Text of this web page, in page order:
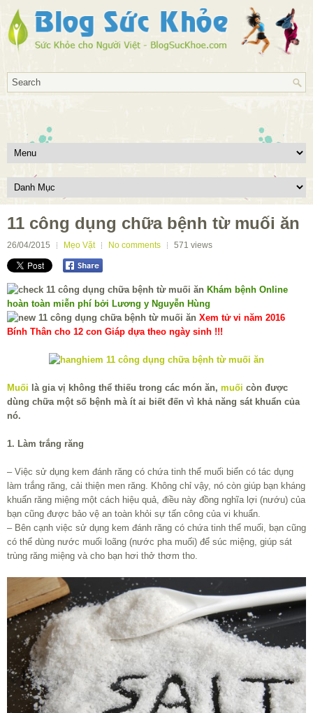
11 công dụng chữa bệnh từ muối ăn
26/04/2015 Mẹo Vặt No comments 571 views
Khám bệnh Online
hoàn toàn miễn phí bởi Lương y Nguyễn Hùng
Xem tử vi năm 2016
Bính Thân cho 12 con Giáp dựa theo ngày sinh !!!
Muối là gia vị không thể thiếu trong các món ăn, muối còn được
dùng chữa một số bệnh mà ít ai biết đến vì khả năng sát khuẩn của
nó.
1. Làm trắng răng
– Việc sử dụng kem đánh răng có chứa tinh thể muối biển có tác dụng
làm trắng răng, cải thiện men răng. Không chỉ vậy, nó còn giúp bạn kháng
khuẩn răng miệng một cách hiệu quả, điều này đồng nghĩa lợi (nướu) của
bạn cũng được bảo vệ an toàn khỏi sự tấn công của vi khuẩn.
– Bên cạnh việc sử dụng kem đánh răng có chứa tinh thể muối, bạn cũng
có thể dùng nước muối loãng (nước pha muối) để súc miệng, giúp sát
trùng răng miệng và cho bạn hơi thở thơm tho.